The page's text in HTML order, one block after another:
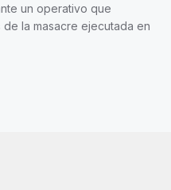
un operativo que
la masacre ejecutada en